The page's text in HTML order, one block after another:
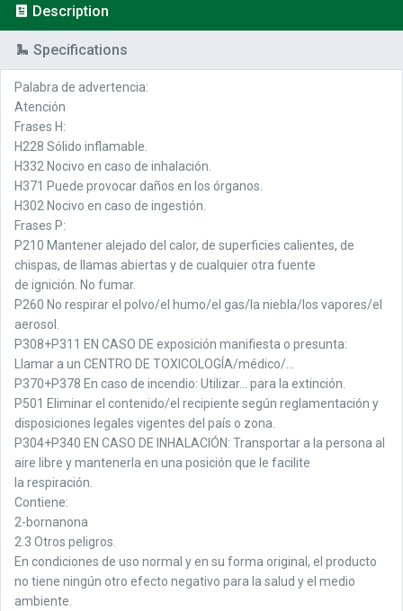
Description
Specifications
Palabra de advertencia:
Atención
Frases H:
H228 Sólido inflamable.
H332 Nocivo en caso de inhalación.
H371 Puede provocar daños en los órganos.
H302 Nocivo en caso de ingestión.
Frases P:
P210 Mantener alejado del calor, de superficies calientes, de
chispas, de llamas abiertas y de cualquier otra fuente
de ignición. No fumar.
P260 No respirar el polvo/el humo/el gas/la niebla/los vapores/el
aerosol.
P308+P311 EN CASO DE exposición manifiesta o presunta:
Llamar a un CENTRO DE TOXICOLOGÍA/médico/...
P370+P378 En caso de incendio: Utilizar... para la extinción.
P501 Eliminar el contenido/el recipiente según reglamentación y
disposiciones legales vigentes del país o zona.
P304+P340 EN CASO DE INHALACIÓN: Transportar a la persona al
aire libre y mantenerla en una posición que le facilite
la respiración.
Contiene:
2-bornanona
2.3 Otros peligros.
En condiciones de uso normal y en su forma original, el producto
no tiene ningún otro efecto negativo para la salud y el medio
ambiente.